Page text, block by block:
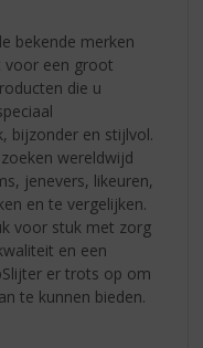
bekende merken
voor een groot
die u
bijzonder en stijlvol.
zoeken wereldwijd
jenevers, likeuren,
en te vergelijken.
voor stuk met zorg
en een
er trots op om
te kunnen bieden.